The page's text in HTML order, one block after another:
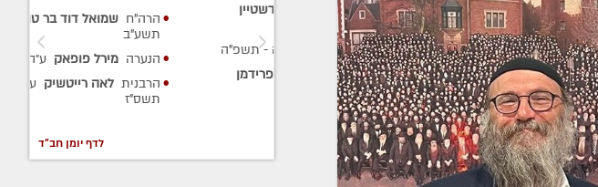
ע״ה
- תשל"ז
- תש"ו
התמים ישראל יצחק גולדשטיין
ע״ה- תשפ"ג
מרת בתיה קלמנסון ע״ה- תשפ"ה
הרב שמחה מענדל הלוי פרידמן
ע״ה- תשפ"ה
הרה"ח
שמואל דוד בר טוב ע״ה-
הנערה
מירל פופאק ע״ה- תשע"א
הרבנית
לאה רייטשיק ע״ה-
לדף יומן חב"ד